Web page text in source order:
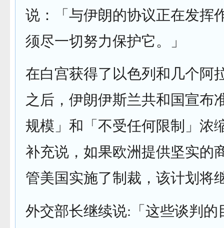
说：「与伊朗的协议正在发挥
须尽一切努力保护它。」
在白宫获得了以色列和几个阿
之后，伊朗伊斯兰共和国宣布
规模」和「不受任何限制」浓
补充说，如果欧洲提供坚实的
管美国实施了制裁，该计划将
外交部长继续说:「这些谈判的